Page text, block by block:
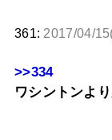
361: 2017/04/
>>334
ワシントンよ